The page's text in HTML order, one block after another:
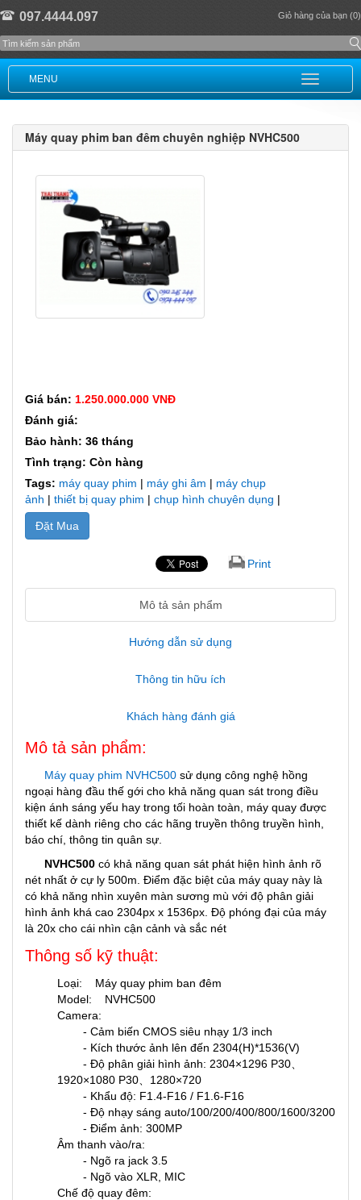
097.4444.097 Giỏ hàng của bạn (0)
MENU
Máy quay phim ban đêm chuyên nghiệp NVHC500
Giá bán: 1.250.000.000 VNĐ
Đánh giá:
Bảo hành: 36 tháng
Tình trạng: Còn hàng
Tags: máy quay phim | máy ghi âm | máy chụp
ảnh | thiết bị quay phim | chụp hình chuyên dụng |
Đặt Mua
Print
Mô tả sản phẩm
Hướng dẫn sử dụng
Thông tin hữu ích
Khách hàng đánh giá
Mô tả sản phẩm:
Máy quay phim NVHC500 sử dụng công nghệ hồng
ngoại hàng đầu thế gới cho khả năng quan sát trong điều
kiện ánh sáng yếu hay trong tối hoàn toàn, máy quay được
thiết kế dành riêng cho các hãng truyền thông truyền hình,
báo chí, thông tin quân sự.
NVHC500 có khả năng quan sát phát hiện hình ảnh rõ
nét nhất ở cự ly 500m. Điểm đặc biệt của máy quay này là
có khả năng nhìn xuyên màn sương mù với độ phân giải
hình ảnh khá cao 2304px x 1536px. Độ phóng đại của máy
là 20x cho cái nhìn cận cảnh và sắc nét
Thông số kỹ thuật:
Loại: Máy quay phim ban đêm
Model: NVHC500
Camera:
- Cảm biến CMOS siêu nhạy 1/3 inch
- Kích thước ảnh lên đến 2304(H)*1536(V)
- Độ phân giải hình ảnh: 2304×1296 P30、
1920×1080 P30、1280×720
- Khẩu độ: F1.4-F16 / F1.6-F16
- Độ nhạy sáng auto/100/200/400/800/1600/3200
- Điểm ảnh: 300MP
Âm thanh vào/ra:
- Ngõ ra jack 3.5
- Ngõ vào XLR, MIC
Chế độ quay đêm: